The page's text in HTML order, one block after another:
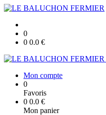
0
0 0.0 €
Mon compte
0
Favoris
0 0.0 €
Mon panier